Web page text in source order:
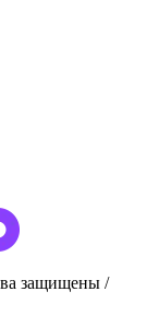
защищены /